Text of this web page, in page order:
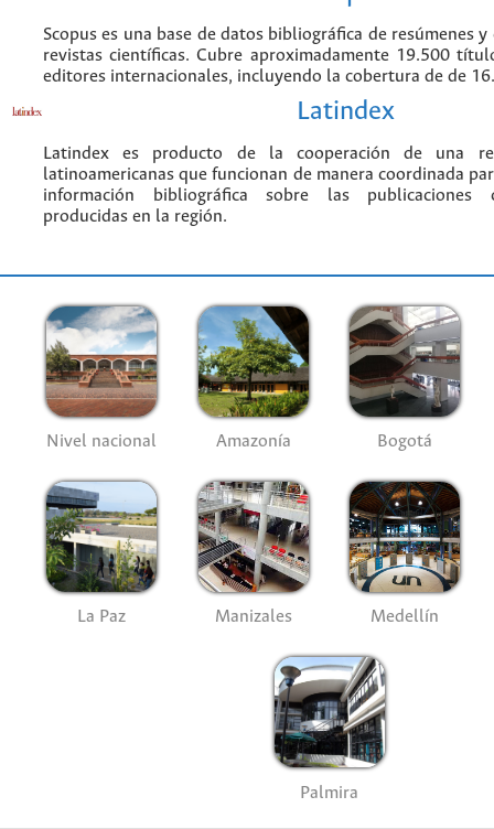
Scopus es una base de datos bibliográfica de resúmenes
revistas científicas. Cubre aproximadamente 19.500
editores internacionales, incluyendo la cobertura de de
Latindex
Latindex es producto de la cooperación de una
latinoamericanas que funcionan de manera coordinada
información bibliográfica sobre las publicaciones
producidas en la región.
Nivel nacional Amazonía Bogotá
La Paz Manizales Medellín
Palmira